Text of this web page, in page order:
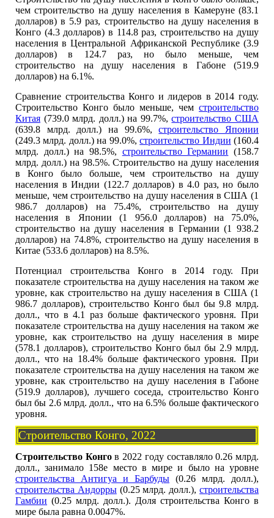
чем строительство на душу населения в Камеруне (83.1
долларов) в 5.9 раз, строительство на душу населения в
Конго (4.3 долларов) в 114.8 раз, строительство на душу
населения в Центральной Африканской Республике (3.9
долларов) в 124.7 раз, но было меньше, чем
строительство на душу населения в Габоне (519.9
долларов) на 6.1%.
Сравнение строительства Конго и лидеров в 2014 году.
Строительство Конго было меньше, чем строительство
Китая (739.0 млрд. долл.) на 99.7%,строительство США
(639.8 млрд. долл.) на 99.6%,строительство Японии
(249.3 млрд. долл.) на 99.0%,строительство Индии (160.4
млрд. долл.) на 98.5%, строительство Германии (158.7
млрд. долл.) на 98.5%. Строительство на душу населения
в Конго было больше, чем строительство на душу
населения в Индии (122.7 долларов) в 4.0 раз, но было
меньше, чем строительство на душу населения в США (1
986.7 долларов) на 75.4%, строительство на душу
населения в Японии (1 956.0 долларов) на 75.0%,
строительство на душу населения в Германии (1 938.2
долларов) на 74.8%, строительство на душу населения в
Китае (533.6 долларов) на 8.5%.
Потенциал строительства Конго в 2014 году. При
показателе строительства на душу населения на таком же
уровне, как строительство на душу населения в США (1
986.7 долларов), строительство Конго был бы 9.8 млрд.
долл., что в 4.1 раз больше фактического уровня. При
показателе строительства на душу населения на таком же
уровне, как строительство на душу населения в мире
(578.1 долларов), строительство Конго был бы 2.9 млрд.
долл., что на 18.4% больше фактического уровня. При
показателе строительства на душу населения на таком же
уровне, как строительство на душу населения в Габоне
(519.9 долларов), лучшего соседа, строительство Конго
был бы 2.6 млрд. долл., что на 6.5% больше фактического
уровня.
Строительство Конго, 2022
Строительство Конгов 2022 году составляло 0.26 млрд.
долл., занимало 158е место в мире и было на уровне
строительства Антигуа и Барбуды (0.26 млрд. долл.),
строительства Андорры(0.25 млрд. долл.),строительства
Гамбии (0.25 млрд. долл.). Доля строительства Конго в
мире была равна 0.0047%.